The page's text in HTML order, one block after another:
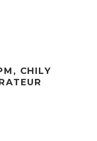
CHILY